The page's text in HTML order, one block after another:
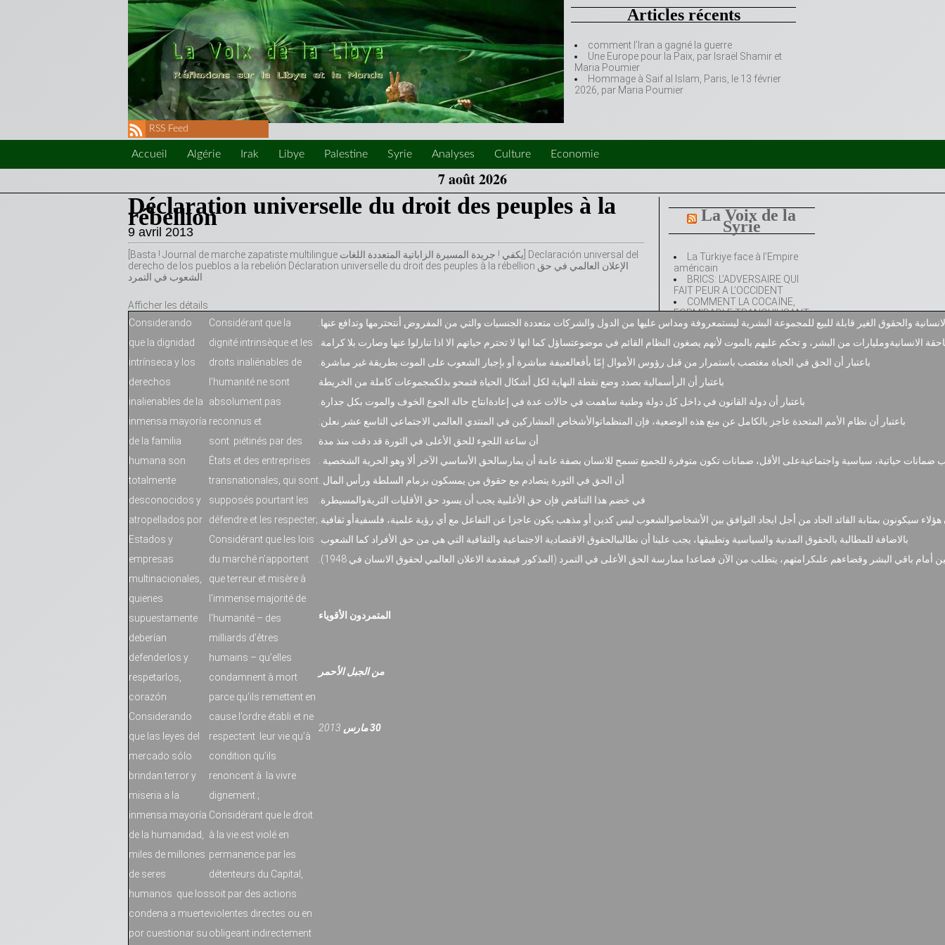
Articles récents
comment l’Iran a gagné la guerre
Une Europe pour la Paix, par Israël Shamir et
Maria Poumier
Hommage à Saif al Islam, Paris, le 13 février
2026, par Maria Poumier
RSS Feed
Accueil Algérie Irak Libye Palestine Syrie Analyses Culture Economie
7 août 2026
La Voix de la
Syrie
La Türkiye face à l’Empire
américain
BRICS: L’ADVERSAIRE QUI
FAIT PEUR A L’OCCIDENT
COMMENT LA COCAÏNE,
FORMIDABLE TRANQUILISANT
SOCIAL, A DÉLOGÉ LA PENSÉE
POLITIQUE CRITIQUE!
L’adhésion aux BRICS
explose : 19 pays font leur
demande avant le sommet
annuel
Irak – Cet eldorado du pétrole
voudrait exploiter son énorme
gisement solaire
Pourquoi les Saoudiens ont-
ONU : Plusieurs
organisations abordent la
illégalement en Syrie
L’EIIL VAINCU EN SYRAK ET
TOUT LE MONDE S’EN FOUT!
Lula da Silva appelle à
l’adoption d’une monnaie
Déclaration universelle du droit des peuples à la
rébellion
9 avril 2013
[Basta ! Journal de marche zapatiste multilingue يكفي ! جريدة المسيرة الزاباتية المتعددة اللغات] Declaración universal del
derecho de los pueblos a la rebelión Déclaration universelle du droit des peuples à la rébellion الإعلان العالمي في حق
الشعوب في التمرد
Afficher les détails
Considerando
que la dignidad
intrínseca y los
derechos
inalienables de la
inmensa mayoría
de la familia
humana son
totalmente
desconocidos y
atropellados por
Estados y
empresas
multinacionales,
quienes
supuestamente
deberían
defenderlos y
respetarlos,
corazón
Considerando
que las leyes del
mercado sólo
brindan terror y
miseria a la
inmensa mayoría
de la humanidad,
miles de millones
de seres
humanos que los
condena a muerte
por cuestionar su
Considérant que la
dignité intrinsèque et les
droits inaliénables de
l’humanité ne sont
absolument pas
reconnus et
sont piétinés par des
États et des entreprises
transnationales, qui sont
supposés pourtant les
défendre et les respecter;
Considérant que les lois
du marché n’apportent
que terreur et misère à
l’immense majorité de
l’humanité – des
milliards d’êtres
humains – qu’elles
condamnent à mort
parce qu’ils remettent en
cause l’ordre établi et ne
respectent leur vie qu’à
condition qu’ils
renoncent à la vivre
dignement ;
Considérant que le droit
à la vie est violé en
permanence par les
détenteurs du Capital,
soit par des actions
violentes directes ou en
obligeant indirectement
والحقوق الغير قابلة للبيع للمجموعة البشرية ليستمعروفة ومداس عليها من الدول والشركات متعددة الجنسيات والتي من المفروض أنتحترمها وتدافع عنها.
الانسانيةومليارات من البشر، و تحكم عليهم بالموت لأنهم يصغون النظام القائم في موضوعتساؤل كما انها لا تحترم حياتهم الا اذا تنازلوا عنها وصارت بلا كرامة.
باعتبار أن الحق في الحياة مغتصب باستمرار من قبل رؤوس الأموال إمّا بأفعالعنيفة مباشرة أو بإجبار الشعوب على الموت بطريقة غير مباشرة.
باعتبار أن الرأسمالية بصدد وضع نقطة النهاية لكل أشكال الحياة فتمحو بذلكمجموعات كاملة من الخريطة
باعتبار أن دولة القانون في داخل كل دولة وطنية ساهمت في حالات عدة في إعادةانتاج حالة الجوع الخوف والموت بكل جدارة.
باعتبار أن نظام الأمم المتحدة عاجز بالكامل عن منع هذه الوضعية، فإن المنظماتوالأشخاص المشاركين في المنتدي العالمي الاجتماعي التاسع عشر نعلن:
أن ساعة اللجوء للحق الأعلى في الثورة قد دقت منذ مدة
ضمانات حياتية، سياسية واجتماعيةعلى الأقل، ضمانات تكون متوفرة للجميع تسمح للانسان بصفة عامة أن يمارسالحق الأساسي الآخر ألا وهو الحرية الشخصية .
أن الحق في الثورة يتصادم مع حقوق من يمسكون بزمام السلطة ورأس المال..
في خضم هذا التناقض فإن حق الأغلبية يجب أن يسود حق الأقليات الثريةوالمسيطرة.
سيكونون بمثابة القائد الجاد من أجل ايجاد التوافق بين الأشخاصوالشعوب ليس كدين أو مذهب يكون عاجزا عن التفاعل مع أي رؤية علمية، فلسفيةأو ثقافية.
بالاضافة للمطالبة بالحقوق المدنية والسياسية وتطبيقها، يجب علينا أن نطالببالحقوق الاقتصادية الاجتماعية والثقافية التي هي من حق الأفراد كما الشعوب.
باقي البشر وقضاءهم علىكرامتهم، يتطلب من الآن فصاعدا ممارسة الحق الأعلى في التمرد (المذكور فيمقدمة الاعلان العالمي لحقوق الانسان في 1948).
المتمردون الأقوياء
من الجبل الأحمر
30مارس 2013